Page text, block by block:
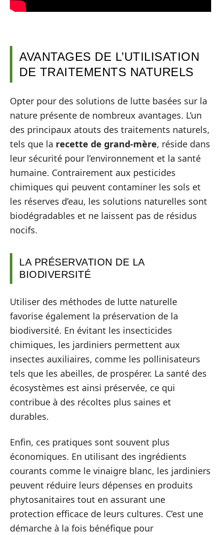
AVANTAGES DE L’UTILISATION
DE TRAITEMENTS NATURELS
Opter pour des solutions de lutte basées sur la
nature présente de nombreux avantages. L’un
des principaux atouts des traitements naturels,
tels que la recette de grand-mère, réside dans
leur sécurité pour l’environnement et la santé
humaine. Contrairement aux pesticides
chimiques qui peuvent contaminer les sols et
les réserves d’eau, les solutions naturelles sont
biodégradables et ne laissent pas de résidus
nocifs.
LA PRÉSERVATION DE LA
BIODIVERSITÉ
Utiliser des méthodes de lutte naturelle
favorise également la préservation de la
biodiversité. En évitant les insecticides
chimiques, les jardiniers permettent aux
insectes auxiliaires, comme les pollinisateurs
tels que les abeilles, de prospérer. La santé des
écosystèmes est ainsi préservée, ce qui
contribue à des récoltes plus saines et
durables.
Enfin, ces pratiques sont souvent plus
économiques. En utilisant des ingrédients
courants comme le vinaigre blanc, les jardiniers
peuvent réduire leurs dépenses en produits
phytosanitaires tout en assurant une
protection efficace de leurs cultures. C’est une
démarche à la fois bénéfique pour